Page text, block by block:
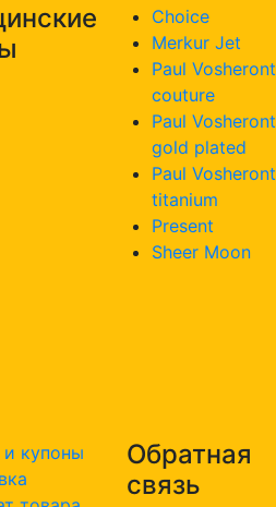
Choice
Merkur Jet
Paul Vosheront
couture
Paul Vosheront
gold plated
Paul Vosheront
titanium
Present
Sheer Moon
купоны
Обратная
связь